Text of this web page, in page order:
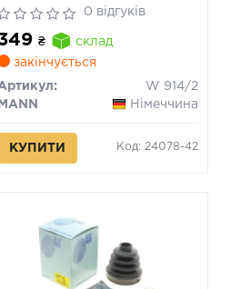
0 відгуків
₴
склад
закінчується
W 914/2
MANN
Німеччина
КУПИТИ Код: 24078-42